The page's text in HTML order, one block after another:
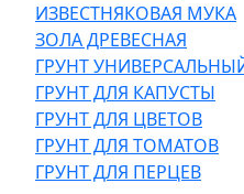
ИЗВЕСТНЯКОВАЯ МУКА
ЗОЛА ДРЕВЕСНАЯ
ГРУНТ
ГРУНТ ДЛЯ КАПУСТЫ
ГРУНТ ДЛЯ ЦВЕТОВ
ГРУНТ ДЛЯ ТОМАТОВ
ГРУНТ ДЛЯ ПЕРЦЕВ